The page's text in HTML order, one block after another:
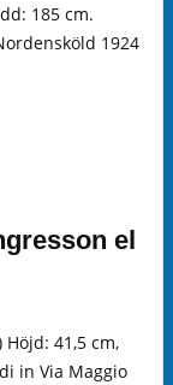
185 cm.
1924
el
41,5 cm,
in Via Maggio